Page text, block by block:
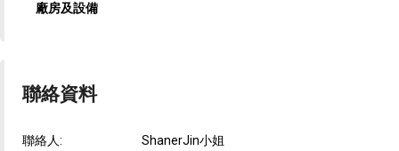
廠房及設備
聯絡資料
聯絡人: ShanerJin小姐